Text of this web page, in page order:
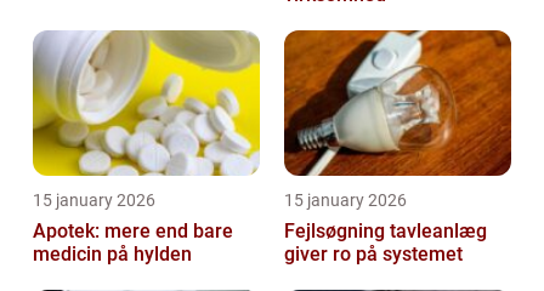
15 january 2026
Apotek: mere end bare
medicin på hylden
15 january 2026
Fejlsøgning tavleanlæg
giver ro på systemet